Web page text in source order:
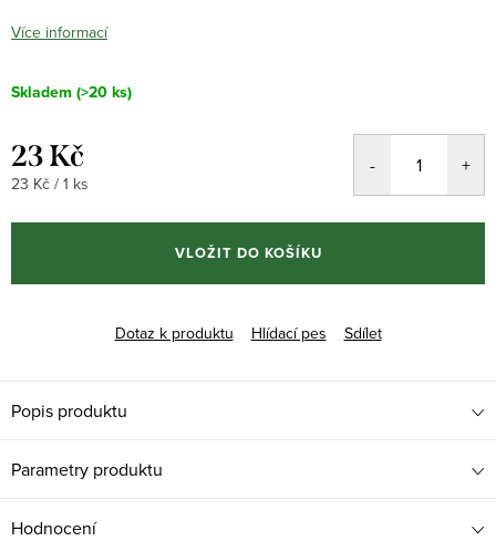
Více informací
Skladem (>20 ks)
23 Kč
Měrná
23 Kč / 1 ks
VLOŽIT DO KOŠÍKU
Dotaz k produktu Hlídací pes Sdílet
Popis produktu
Parametry produktu
Hodnocení